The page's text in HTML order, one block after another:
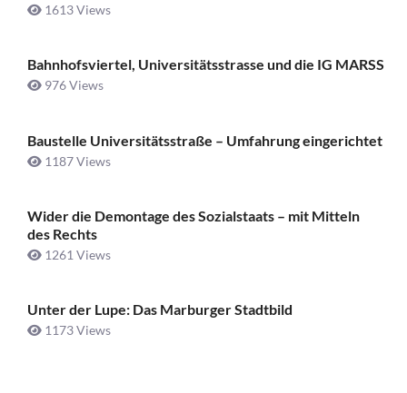
1613 Views
Bahnhofsviertel, Universitätsstrasse und die IG MARSS
976 Views
Baustelle Universitätsstraße ­– Umfahrung eingerichtet
1187 Views
Wider die Demontage des Sozialstaats – mit Mitteln
des Rechts
1261 Views
Unter der Lupe: Das Marburger Stadtbild
1173 Views